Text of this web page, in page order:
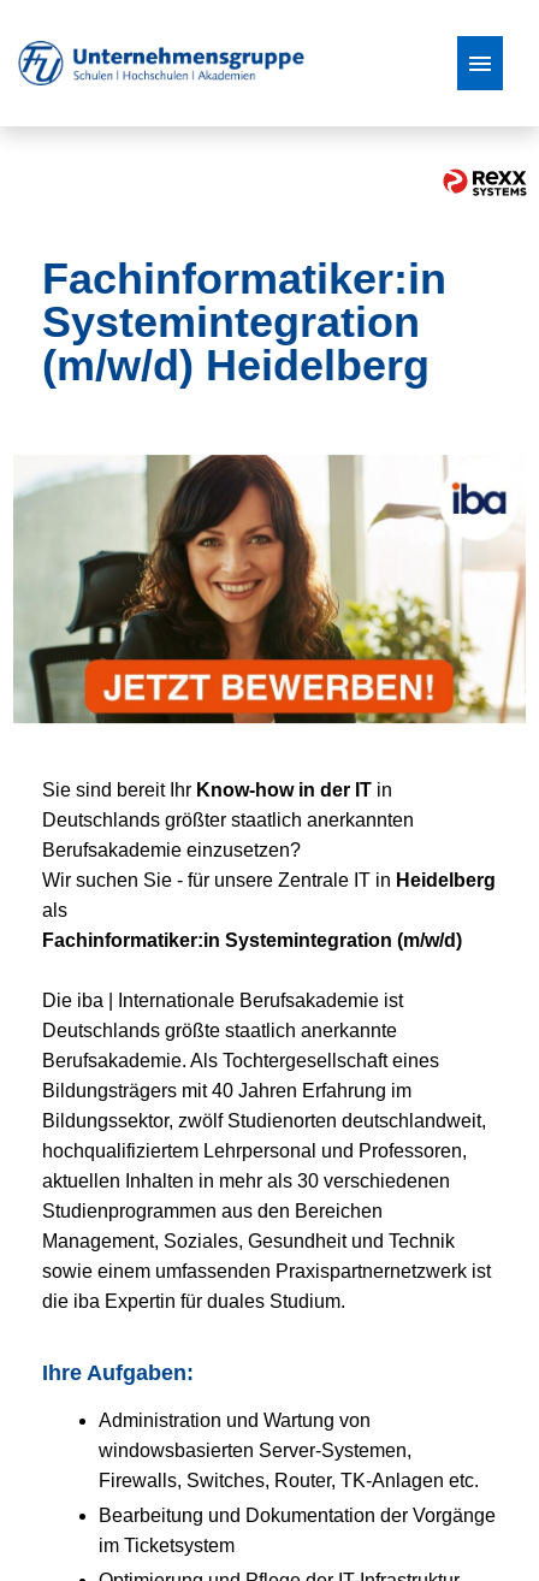
Fachinformatiker:in
Systemintegration
(m/w/d) Heidelberg
Sie sind bereit Ihr Know-how in der IT in
Deutschlands größter staatlich anerkannten
Berufsakademie einzusetzen?
Wir suchen Sie - für unsere Zentrale IT in Heidelberg
als
Fachinformatiker:in Systemintegration (m/w/d)
Die iba | Internationale Berufsakademie ist
Deutschlands größte staatlich anerkannte
Berufsakademie. Als Tochtergesellschaft eines
Bildungsträgers mit 40 Jahren Erfahrung im
Bildungssektor, zwölf Studienorten deutschlandweit,
hochqualifiziertem Lehrpersonal und Professoren,
aktuellen Inhalten in mehr als 30 verschiedenen
Studienprogrammen aus den Bereichen
Management, Soziales, Gesundheit und Technik
sowie einem umfassenden Praxispartnernetzwerk ist
die iba Expertin für duales Studium.
Ihre Aufgaben:
Administration und Wartung von
windowsbasierten Server-Systemen,
Firewalls, Switches, Router, TK-Anlagen etc.
Bearbeitung und Dokumentation der Vorgänge
im Ticketsystem